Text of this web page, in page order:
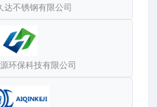
制作安装一条龙服务，产品销往全
化、煤气、炼油、硫酸、电力、环
好。 公司拥有雄厚的技术力量
的质量管理体系，多年来坚持以人
“互惠互利 共同发展”的原则，坚
量保证市场，用服务巩固市场”的
达不锈钢有限公司
环保科技有限公司